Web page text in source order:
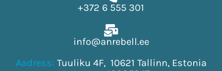
+372 6 555 301
info@anrebell.ee
Aadress: Tuuliku 4F, 10621 Tallinn, Estonia